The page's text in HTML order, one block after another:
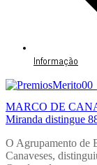
Informação
MARCO DE
Miranda distingue
O Agrupamento de
Canaveses,